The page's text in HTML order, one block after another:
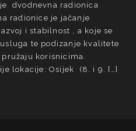
dvodnevna radionica
radionice je jačanje
i stabilnost , a koje se
te podizanje kvalitete
korisnicima.
lokacije: Osijek (8. i 9. […]